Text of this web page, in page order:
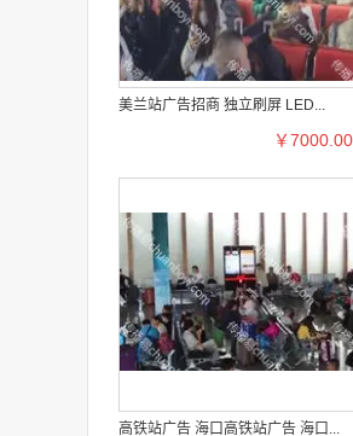
美兰站广告招商 独立刷屏 LED...
￥7000.00
高铁站广告 海口高铁站广告 海口...